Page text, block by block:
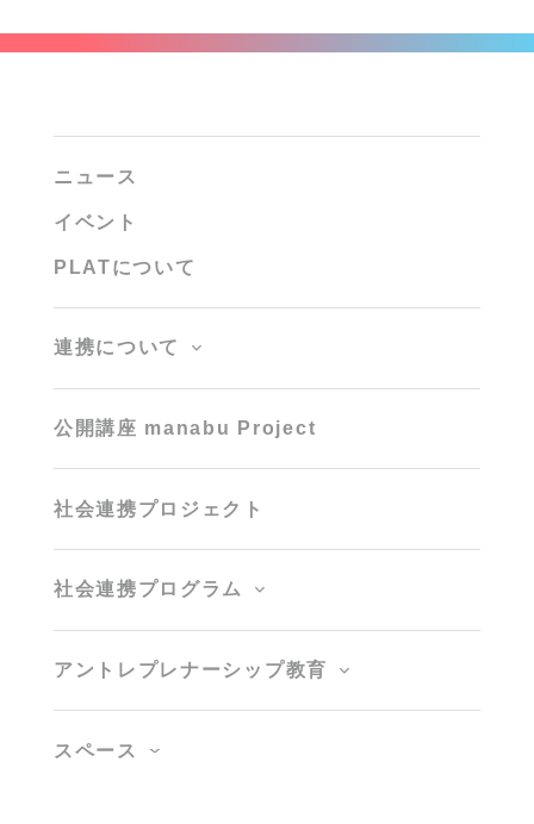
ニュース
イベント
PLATについて
連携について
公開講座 manabu Project
社会連携プロジェクト
社会連携プログラム
アントレプレナーシップ教育
スペース